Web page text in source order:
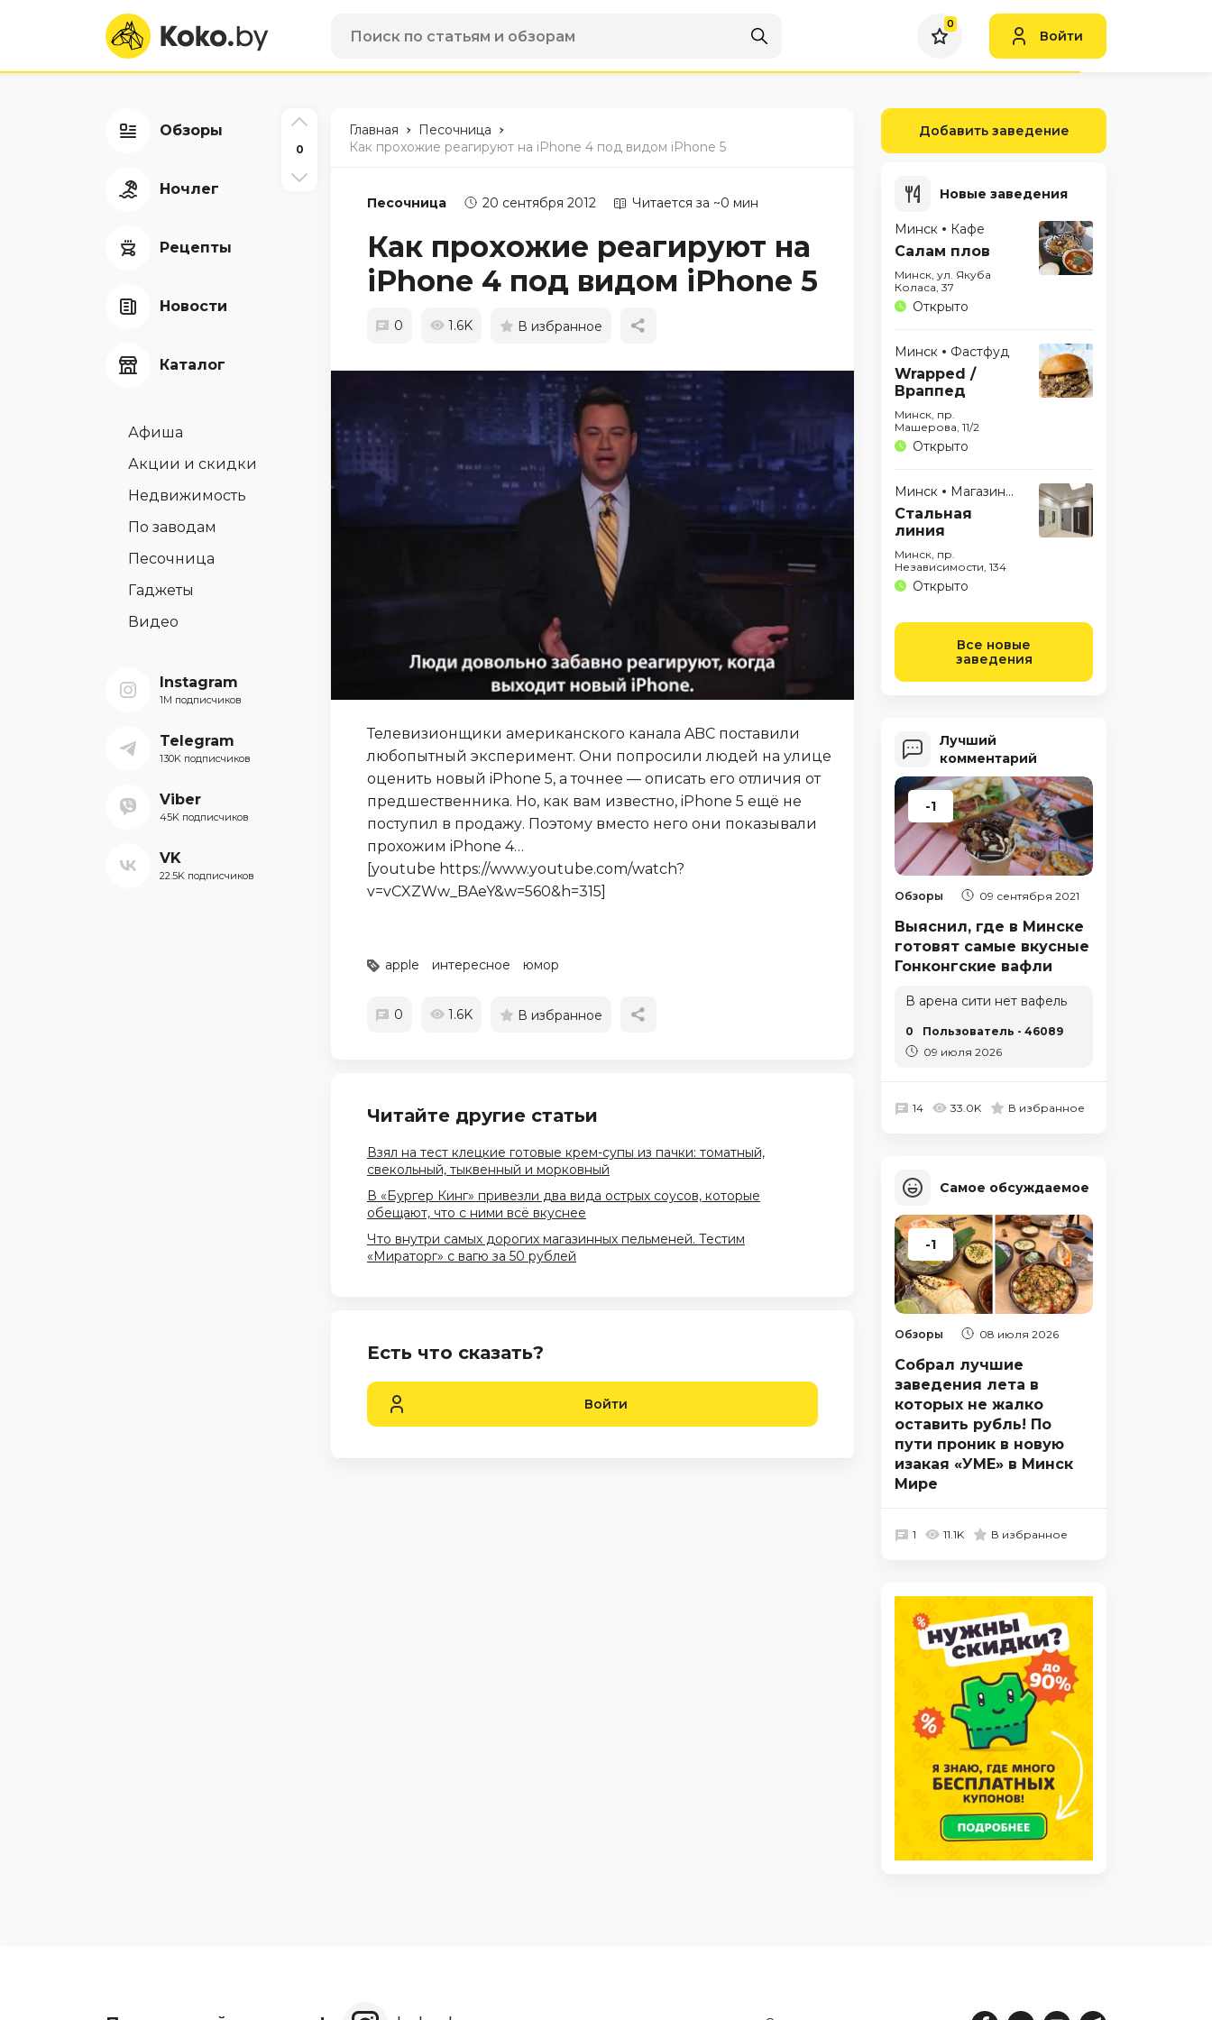
0
Войти
Обзоры
Ночлег
Рецепты
Новости
Каталог
Афиша
Акции и скидки
Недвижимость
По заводам
Песочница
Гаджеты
Видео
Instagram
1M подписчиков
Telegram
130K подписчиков
Viber
45K подписчиков
VK
22.5K подписчиков
0
Главная - Песочница -
Как прохожие реагируют на iPhone 4 под видом iPhone 5
Песочница 20 сентября 2012 Читается за ~0 мин
Как прохожие реагируют на
iPhone 4 под видом iPhone 5
0 1.6K В избранное
Телевизионщики американского канала ABC поставили
любопытный эксперимент. Они попросили людей на улице
оценить новый iPhone 5, а точнее — описать его отличия от
предшественника. Но, как вам известно, iPhone 5 ещё не
поступил в продажу. Поэтому вместо него они показывали
прохожим iPhone 4…
[youtube https://www.youtube.com/watch?
v=vCXZWw_BAeY&w=560&h=315]
apple интересное юмор
0 1.6K В избранное
Читайте другие статьи
Взял на тест клецкие готовые крем-супы из пачки: томатный,
свекольный, тыквенный и морковный
В «Бургер Кинг» привезли два вида острых соусов, которые
обещают, что с ними всё вкуснее
Что внутри самых дорогих магазинных пельменей. Тестим
«Мираторг» с вагю за 50 рублей
Есть что сказать?
Войти
Добавить заведение
Новые заведения
Минск Кафе
Салам плов
Минск, ул. Якуба
Коласа, 37
Открыто
Минск Фастфуд
Wrapped /
Враппед
Минск, пр.
Машерова, 11/2
Открыто
Минск Магазины
Стальная
линия
Минск, пр.
Независимости, 134
Открыто
Все новые
заведения
Лучший
комментарий
-1
Обзоры 09 сентября 2021
Выяснил, где в Минске
готовят самые вкусные
Гонконгские вафли
В арена сити нет вафель
0
Пользователь - 46089
09 июля 2026
14 33.0K В избранное
Самое обсуждаемое
-1
Обзоры 08 июля 2026
Собрал лучшие
заведения лета в
которых не жалко
оставить рубль! По
пути проник в новую
изакая «УМЕ» в Минск
Мире
1 11.1K В избранное